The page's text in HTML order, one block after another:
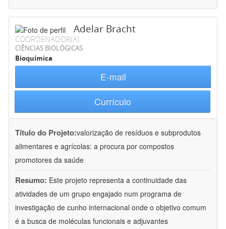
Adelar Bracht
COORDENADOR(A)
CIÊNCIAS BIOLÓGICAS
Bioquímica
E-mail
Currículo
Título do Projeto:valorização de resíduos e subprodutos
alimentares e agrícolas: a procura por compostos
promotores da saúde
Resumo: Este projeto representa a continuidade das
atividades de um grupo engajado num programa de
investigação de cunho internacional onde o objetivo comum
é a busca de moléculas funcionais e adjuvantes